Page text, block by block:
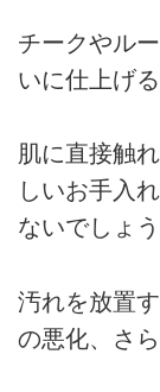
チークやル
いに仕上げ
肌に直接触
しいお手入
ないでしょう
汚れを放置
の悪化、さ